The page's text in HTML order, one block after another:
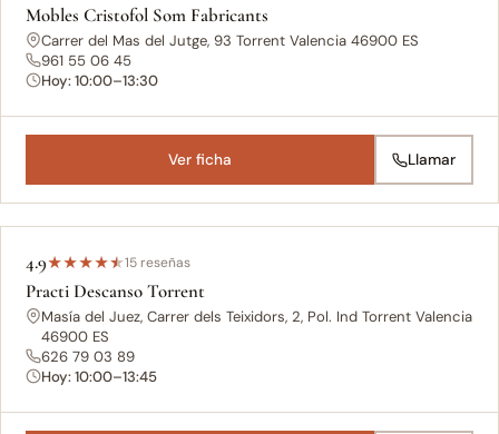
Mobles Cristofol Som Fabricants
Carrer del Mas del Jutge, 93 Torrent Valencia 46900 ES
961 55 06 45
Hoy: 10:00–13:30
Ver ficha Llamar
4.9★★★★★15 reseñas
Practi Descanso Torrent
Masía del Juez, Carrer dels Teixidors, 2, Pol. Ind Torrent Valencia
46900 ES
626 79 03 89
Hoy: 10:00–13:45